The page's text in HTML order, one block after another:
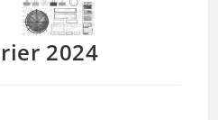
2024